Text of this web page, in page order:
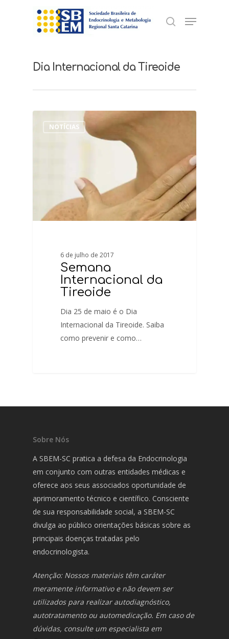
search
Menu
Dia Internacional da Tireoide
NOTÍCIAS
6 de julho de 2017
Semana
Internacional da
Tireoide
Dia 25 de maio é o Dia
Internacional da Tireoide. Saiba
como prevenir e como…
Sobre Nós
A SBEM-SC pratica a defesa da Endocrinologia
em conjunto com outras entidades médicas e
oferece aos seus associados oportunidade de
aprimoramento técnico e científico. Consciente
de sua responsabilidade social, a SBEM-SC
divulga ao público orientações básicas sobre as
principais doenças tratadas pelo
endocrinologista.
Atenção: Nossos materiais têm caráter
meramente informativo e não devem ser
utilizados para realizar autodiagnóstico,
autotratamento ou automedicação. Em caso de
dúvidas, consulte um especialista em